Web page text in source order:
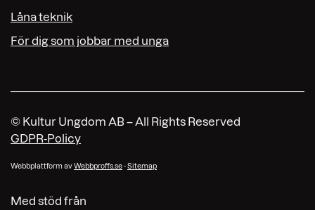
Låna teknik
För dig som jobbar med unga
© Kultur Ungdom AB – All Rights Reserved
GDPR-Policy
Webbplattform avWebbproffs.se-Sitemap
Med stöd från